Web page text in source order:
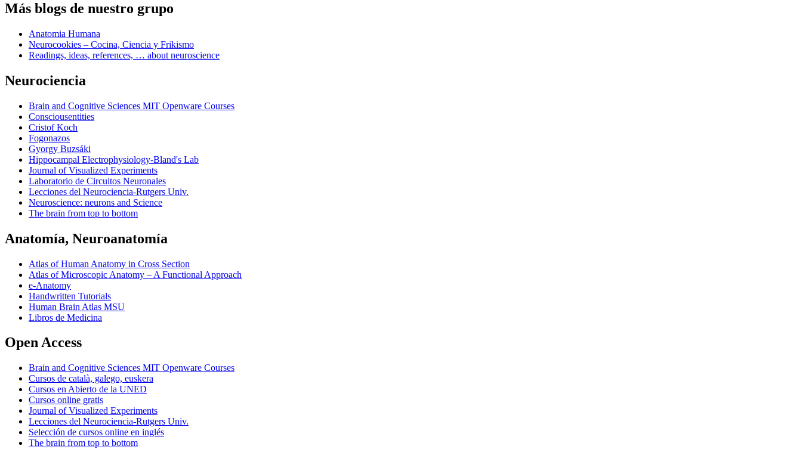
Más blogs de nuestro grupo
Anatomia Humana
Neurocookies – Cocina, Ciencia y Frikismo
Readings, ideas, references, … about neuroscience
Neurociencia
Brain and Cognitive Sciences MIT Openware Courses
Consciousentities
Cristof Koch
Fogonazos
Gyorgy Buzsáki
Hippocampal Electrophysiology-Bland's Lab
Journal of Visualized Experiments
Laboratorio de Circuitos Neuronales
Lecciones del Neurociencia-Rutgers Univ.
Neuroscience: neurons and Science
The brain from top to bottom
Anatomía, Neuroanatomía
Atlas of Human Anatomy in Cross Section
Atlas of Microscopic Anatomy – A Functional Approach
e-Anatomy
Handwritten Tutorials
Human Brain Atlas MSU
Libros de Medicina
Open Access
Brain and Cognitive Sciences MIT Openware Courses
Cursos de català, galego, euskera
Cursos en Abierto de la UNED
Cursos online gratis
Journal of Visualized Experiments
Lecciones del Neurociencia-Rutgers Univ.
Selección de cursos online en inglés
The brain from top to bottom